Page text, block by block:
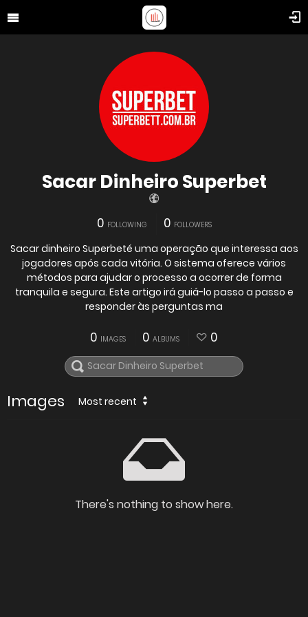
Sacar Dinheiro Superbet
0 FOLLOWING 0 FOLLOWERS
Sacar dinheiro Superbeté uma operação que interessa aos
jogadores após cada vitória. O sistema oferece vários
métodos para ajudar o processo a ocorrer de forma
tranquila e segura. Este artigo irá guiá-lo passo a passo e
responder às perguntas ma
0 IMAGES 0 ALBUMS 0
Images Most recent
There's nothing to show here.